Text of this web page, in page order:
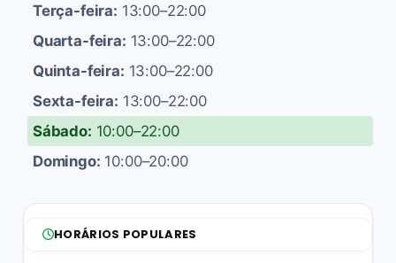
Terça-feira: 13:00–22:00
Quarta-feira: 13:00–22:00
Quinta-feira: 13:00–22:00
Sexta-feira: 13:00–22:00
Sábado: 10:00–22:00
Domingo: 10:00–20:00
HORÁRIOS POPULARES